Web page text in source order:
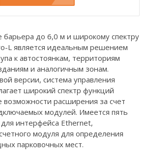
барьера до 6,0 м и широкому спектру
L является идеальным решением
к автостоянкам, территориям
и аналогичным зонам.
версии, система управления
широкий спектр функций
расширения за счет
модулей. Имеется пять
интерфейса Ethernet,
модуля для определения
парковочных мест.